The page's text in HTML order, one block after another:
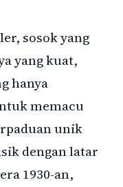
sosok yang
yang kuat,
hanya
memacu
unik
dengan latar
1930-an,